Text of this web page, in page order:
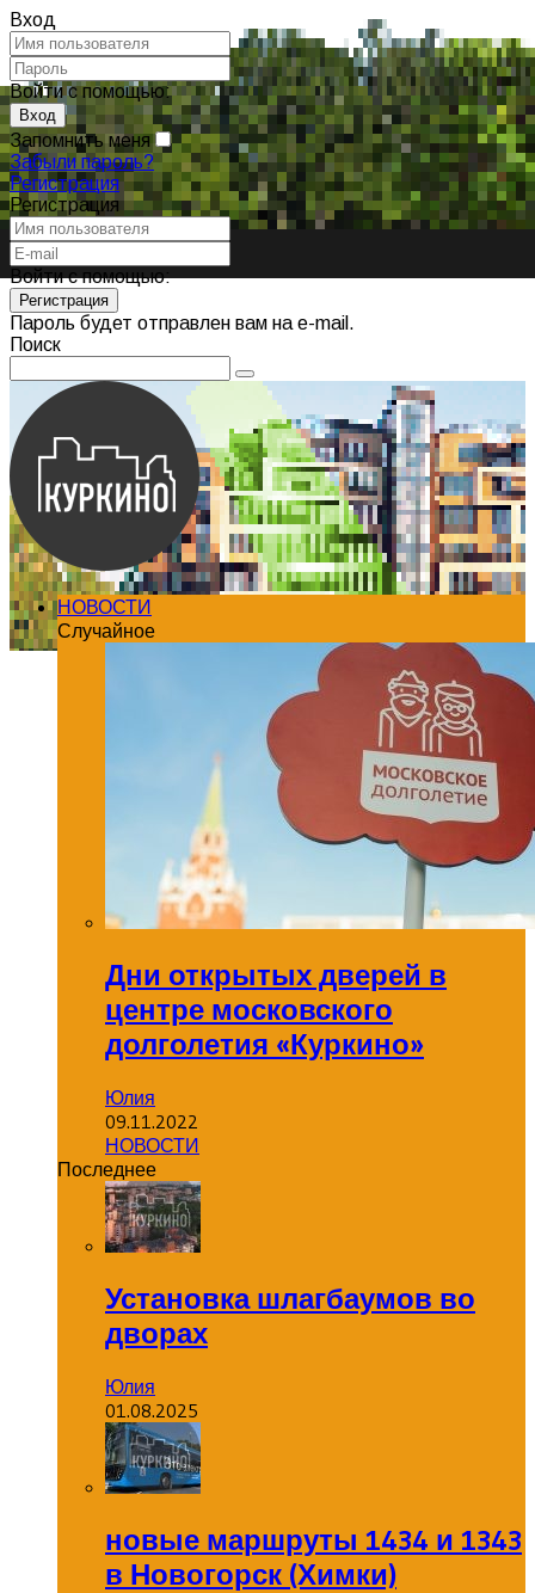
Вход
Войти с помощью:
Запомнить меня
Забыли пароль?
Регистрация
Регистрация
Войти с помощью:
Пароль будет отправлен вам на e-mail.
Поиск
НОВОСТИ
Случайное
Дни открытых дверей в
центре московского
долголетия «Куркино»
Юлия
09.11.2022
НОВОСТИ
Последнее
Установка шлагбаумов во
дворах
Юлия
01.08.2025
новые маршруты 1434 и 1343
в Новогорск (Химки)